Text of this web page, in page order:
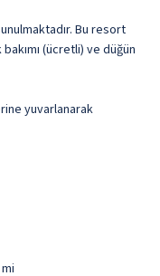
Bu resort
(ücretli) ve düğün
yuvarlanarak